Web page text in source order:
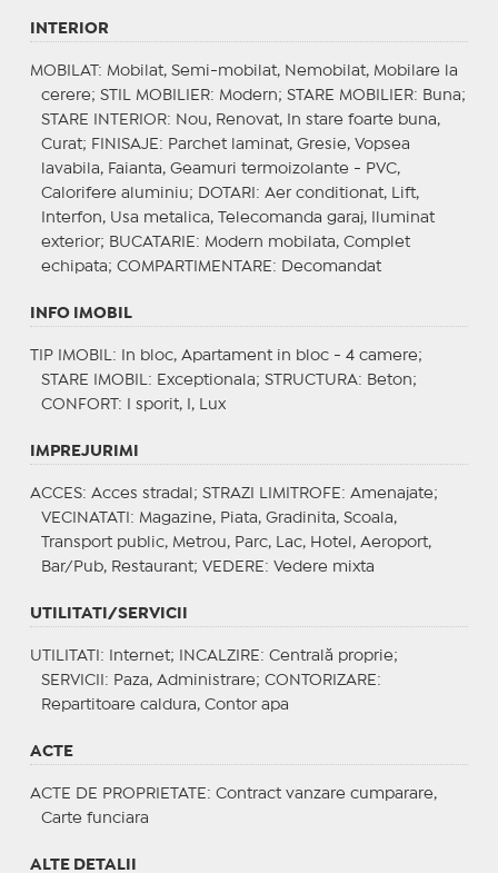
INTERIOR
MOBILAT : Mobilat, Semi-mobilat, Nemobilat, Mobilare la
cerere; STIL MOBILIER: Modern; STARE MOBILIER: Buna;
STARE INTERIOR: Nou, Renovat, In stare foarte buna,
Curat; FINISAJE : Parchet laminat, Gresie, Vopsea
lavabila, Faianta, Geamuri termoizolante - PVC,
Calorifere aluminiu;
DOTARI : Aer conditionat, Lift,
Interfon, Usa metalica, Telecomanda garaj, Iluminat
exterior; BUCATARIE : Modern mobilata, Complet
echipata; COMPARTIMENTARE : Decomandat
INFO IMOBIL
TIP IMOBIL : In bloc, Apartament in bloc - 4 camere;
STARE IMOBIL : Exceptionala; STRUCTURA: Beton;
CONFORT : I sporit, I, Lux
IMPREJURIMI
ACCES: Acces stradal; STRAZI LIMITROFE : Amenajate;
VECINATATI : Magazine, Piata, Gradinita, Scoala,
Transport public, Metrou, Parc, Lac, Hotel, Aeroport,
Bar/Pub, Restaurant; VEDERE : Vedere mixta
UTILITATI/SERVICII
UTILITATI : Internet; INCALZIRE : Centrală proprie;
SERVICII : Paza, Administrare; CONTORIZARE :
Repartitoare caldura, Contor apa
ACTE
ACTE DE PROPRIETATE : Contract vanzare cumparare,
Carte funciara
ALTE DETALII